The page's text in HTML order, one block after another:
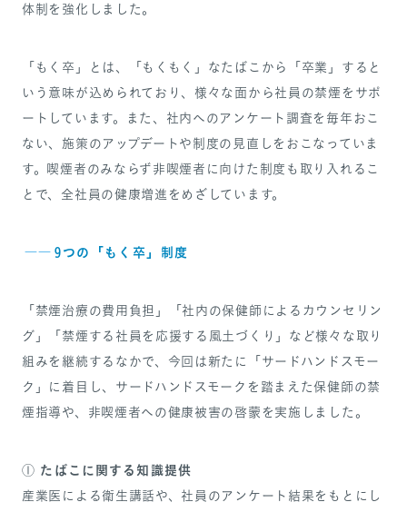
体制を強化しました。
「もく卒」とは、「もくもく」なたばこから「卒業」すると
いう意味が込められており、様々な面から社員の禁煙をサポ
ートしています。また、社内へのアンケート調査を毎年おこ
ない、施策のアップデートや制度の見直しをおこなっていま
す。喫煙者のみならず非喫煙者に向けた制度も取り入れるこ
とで、全社員の健康増進をめざしています。
―― 9つの「もく卒」制度
「禁煙治療の費用負担」「社内の保健師によるカウンセリン
グ」「禁煙する社員を応援する風土づくり」など様々な取り
組みを継続するなかで、今回は新たに「サードハンドスモー
ク」に着目し、サードハンドスモークを踏まえた保健師の禁
煙指導や、非喫煙者への健康被害の啓蒙を実施しました。
① たばこに関する知識提供
産業医による衛生講話や、社員のアンケート結果をもとにし